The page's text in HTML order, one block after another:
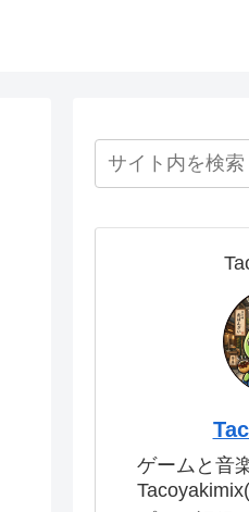
ゲームと音